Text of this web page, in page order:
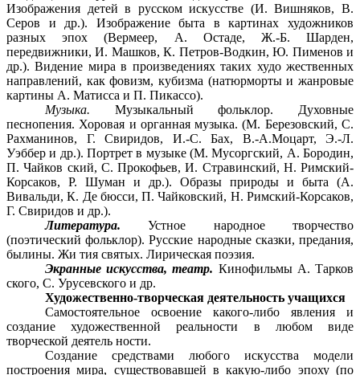
Изображения детей в русском искусстве (И. Вишняков, В.
Серов и др.). Изображение быта в картинах художников
разных эпох (Вермеер, А. Остаде, Ж.-Б. Шарден,
передвижники, И. Машков, К. Петров-Водкин, Ю. Пименов и
др.). Видение мира в произведениях таких худо жественных
направлений, как фовизм, кубизма (натюрморты и жанровые
картины А. Матисса и П. Пикассо).
Музыка. Музыкальный фольклор. Духовные
песнопения. Хоровая и органная музыка. (М. Березовский, С.
Рахманинов, Г. Свиридов, И.-С. Бах, В.-А.Моцарт, Э.-Л.
Уэббер и др.). Портрет в музыке (М. Мусоргский, А. Бородин,
П. Чайков ский, С. Прокофьев, И. Стравинский, Н. Римский-
Корсаков, Р. Шуман и др.). Образы природы и быта (А.
Вивальди, К. Де бюсси, П. Чайковский, Н. Римский-Корсаков,
Г. Свиридов и др.).
Литература.Устное народное творчество
(поэтический фольклор). Русские народные сказки, предания,
былины. Жи тия святых. Лирическая поэзия.
Экранные искусства, театр. Кинофильмы А. Тарков
ского, С. Урусевского и др.
Художественно-творческая деятельность учащихся
Самостоятельное освоение какого-либо явления и
создание художественной реальности в любом виде
творческой деятель ности.
Создание средствами любого искусства модели
построения мира, существовавшей в какую-либо эпоху (по